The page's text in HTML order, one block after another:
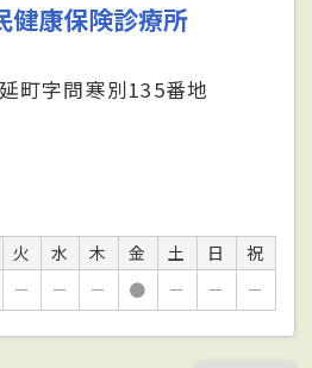
健康保険診療所
町字問寒別135番地
火 水 木 金 土 日
祝
－ － － ● － － －